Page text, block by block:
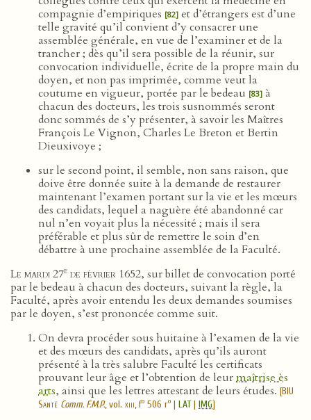
compagnie d’empiriques [82] et d’étrangers est d’une
telle gravité qu’il convient d’y consacrer une
assemblée générale, en vue de l’examiner et de la
trancher ; dès qu’il sera possible de la réunir, sur
convocation individuelle, écrite de la propre main du
doyen, et non pas imprimée, comme veut la
coutume en vigueur, portée par le bedeau [83] à
chacun des docteurs, les trois susnommés seront
donc sommés de s’y présenter, à savoir les Maîtres
François Le Vignon, Charles Le Breton et Bertin
Dieuxivoye ;
sur le second point, il semble, non sans raison, que
doive être donnée suite à la demande de restaurer
maintenant l’examen portant sur la vie et les mœurs
des candidats, lequel a naguère été abandonné car
nul n’en voyait plus la nécessité ; mais il sera
préférable et plus sûr de remettre le soin d’en
débattre à une prochaine assemblée de la Faculté.
Le mardi 27e de février 1652, sur billet de convocation porté
par le bedeau à chacun des docteurs, suivant la règle, la
Faculté, après avoir entendu les deux demandes soumises
par le doyen, s’est prononcée comme suit.
On devra procéder sous huitaine à l’examen de la vie
et des mœurs des candidats, après qu’ils auront
présenté à la très salubre Faculté les certificats
prouvant leur âge et l’obtention de leurmaîtrise ès
arts, ainsi que les lettres attestant de leurs études. [BIU
Santé Comm. F.M.P., vol. xiii, fo 506 ro | LAT| IMG]